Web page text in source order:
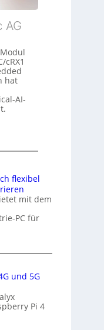
AG
cRX1
hat
AI-
flexibel
mit dem
PC für
und 5G
Pi 4